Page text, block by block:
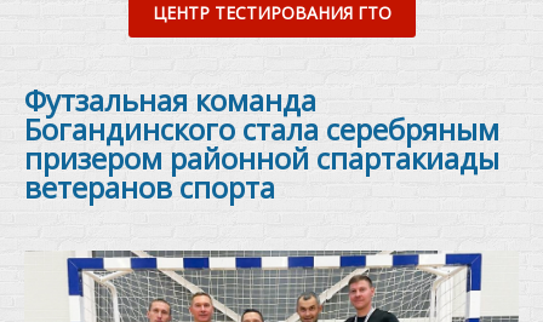
ЦЕНТР ТЕСТИРОВАНИЯ ГТО
Футзальная команда
Богандинского стала серебряным
призером районной спартакиады
ветеранов спорта